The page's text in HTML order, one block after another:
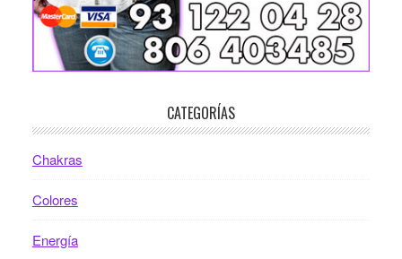
CATEGORÍAS
Chakras
Colores
Energía